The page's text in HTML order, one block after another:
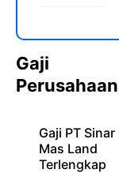
Gaji
Perusahaan
Gaji PT Sinar
Mas Land
Terlengkap